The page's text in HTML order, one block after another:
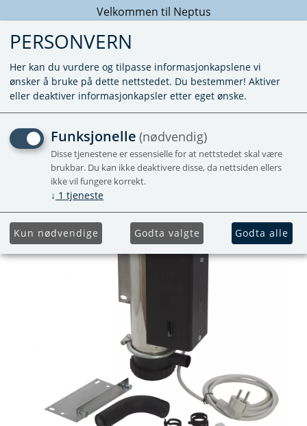
Velkommen til Neptus
ELPATRON
U/SIRKULASJONSPUMPE
PERSONVERN
Her kan du vurdere og tilpasse informasjonkapslene vi
ønsker å bruke på dette nettstedet. Du bestemmer! Aktiver
eller deaktiver informasjonkapsler etter eget ønske.
Funksjonelle (nødvendig)
Disse tjenestene er essensielle for at nettstedet skal være
brukbar. Du kan ikke deaktivere disse, da nettsiden ellers
ikke vil fungere korrekt.
↓ 1 tjeneste
Kun nødvendige Godta valgte Godta alle